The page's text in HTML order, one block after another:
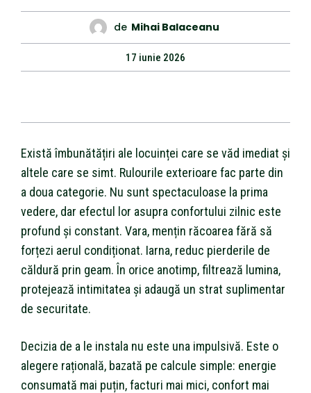
de Mihai Balaceanu
17 iunie 2026
Există îmbunătățiri ale locuinței care se văd imediat și
altele care se simt. Rulourile exterioare fac parte din
a doua categorie. Nu sunt spectaculoase la prima
vedere, dar efectul lor asupra confortului zilnic este
profund și constant. Vara, mențin răcoarea fără să
forțezi aerul condiționat. Iarna, reduc pierderile de
căldură prin geam. În orice anotimp, filtrează lumina,
protejează intimitatea și adaugă un strat suplimentar
de securitate.
Decizia de a le instala nu este una impulsivă. Este o
alegere rațională, bazată pe calcule simple: energie
consumată mai puțin, facturi mai mici, confort mai